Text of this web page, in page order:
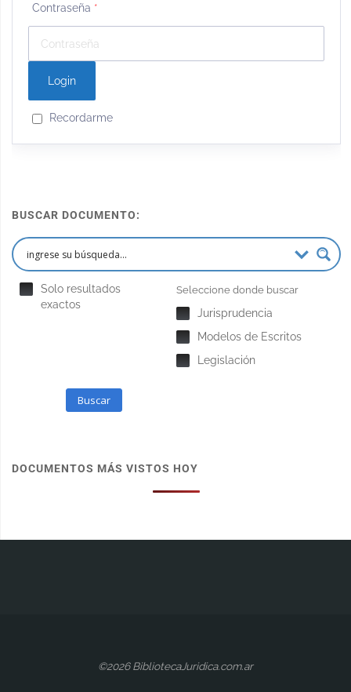
Contraseña *
Recordarme
BUSCAR DOCUMENTO:
Solo resultados
exactos
Seleccione donde buscar
Jurisprudencia
Modelos de Escritos
Legislación
Buscar
DOCUMENTOS MÁS VISTOS HOY
©2026 BibliotecaJuridica.com.ar